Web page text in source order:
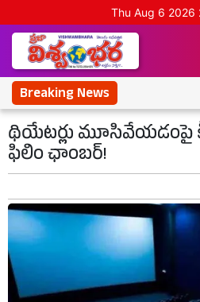
Thu Aug 6 2026
Breaking News
థియేటర్లు మూసివేయడంపై
ఫిలిం ఛాంబర్!